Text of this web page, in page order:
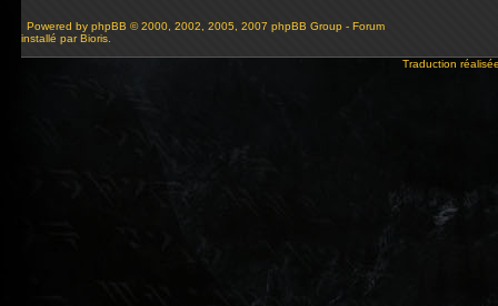
Powered by phpBB © 2000, 2002, 2005, 2007 phpBB Group - Forum
installé par Bioris.
Traduction